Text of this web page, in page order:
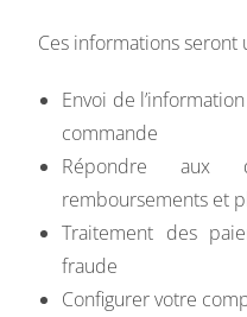
Ces informations seront
Envoi de
commande
Répondre aux
remboursements et
Traitement des
fraude
Configurer votre